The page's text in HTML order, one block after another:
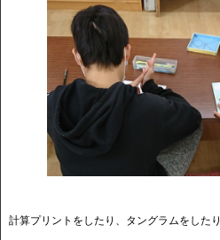
計算プリントをしたり、タングラムをしたり